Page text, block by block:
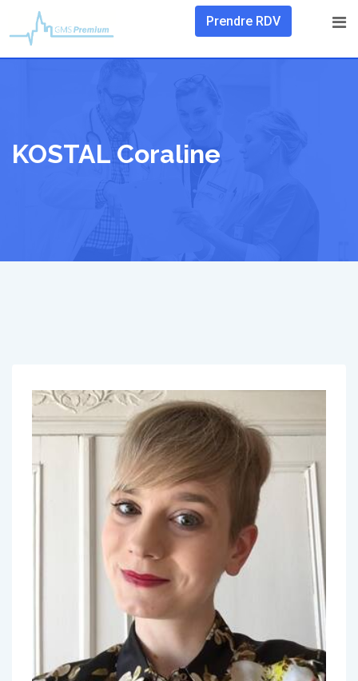
content
Prendre RDV
KOSTAL Coraline